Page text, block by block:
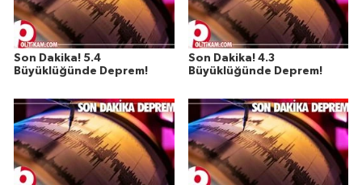
Son Dakika! 5.4
Büyüklüğünde Deprem!
Son Dakika! 4.3
Büyüklüğünde Deprem!